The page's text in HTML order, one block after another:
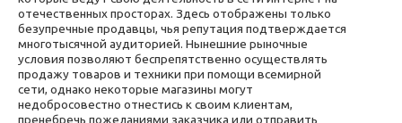
отечественных просторах. Здесь отображены только
безупречные продавцы, чья репутация подтверждается
многотысячной аудиторией. Нынешние рыночные
условия позволяют беспрепятственно осуществлять
продажу товаров и техники при помощи всемирной
сети, однако некоторые магазины могут
недобросовестно отнестись к своим клиентам,
пренебречь пожеланиями заказчика или отправить